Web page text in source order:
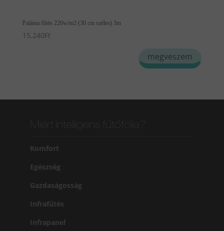
Palánta fűtés 220w/m2 (30 cm széles) 3m
15,240Ft
megveszem
Komfort
Egészség
Gazdaságosság
Infrafűtés
Infrapanel